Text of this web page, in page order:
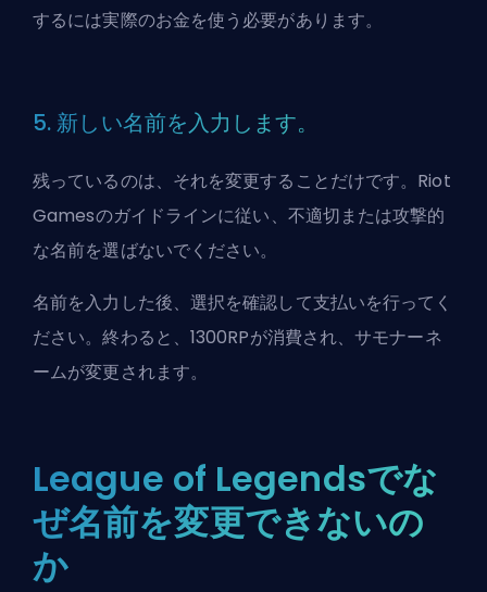
するには実際のお金を使う必要があります。
5. 新しい名前を入力します。
残っているのは、それを変更することだけです。Riot
Gamesのガイドラインに従い、不適切または攻撃的
な名前を選ばないでください。
名前を入力した後、選択を確認して支払いを行ってく
ださい。終わると、1300RPが消費され、サモナーネ
ームが変更されます。
League of Legendsでな
ぜ名前を変更できないの
か